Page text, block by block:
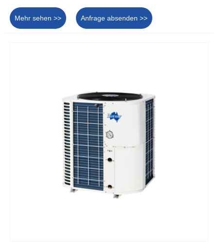
Mehr sehen >> Anfrage absenden >>